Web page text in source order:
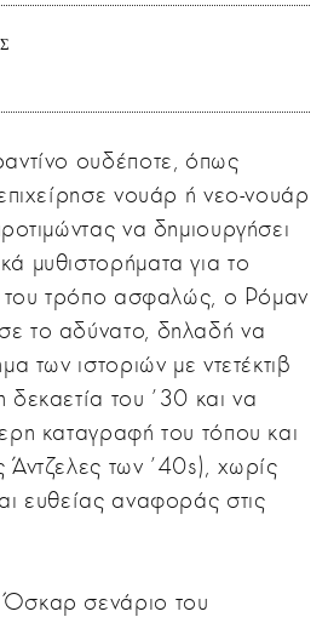
ουδέποτε, όπως
νουάρ ή νεο-νουάρ
να δημιουργήσει
μυθιστορήματα για το
του τρόπο ασφαλώς, ο Ρόμαν
το αδύνατο, δηλαδή να
των ιστοριών με ντετέκτιβ
δεκαετία του '30 και να
καταγραφή του τόπου και
των '40s), χωρίς
ευθείας αναφοράς στις
σενάριο του